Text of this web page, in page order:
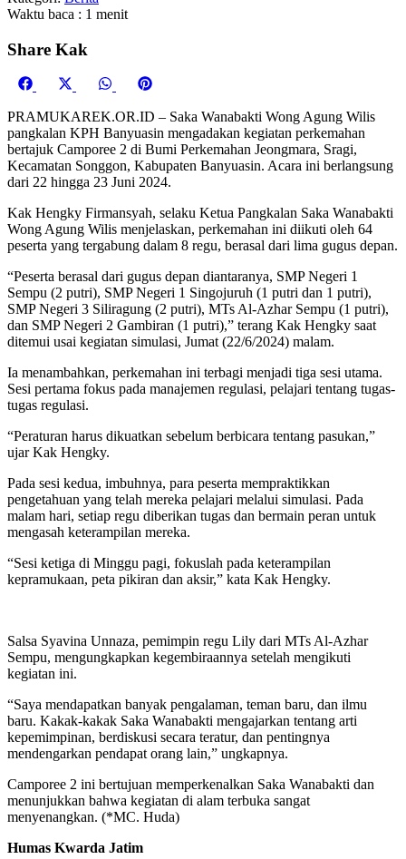
Waktu baca : 1 menit
Share Kak
Share
Facebook
Share
X
(Twitter)
Share
WhatsApp
Pinterest
PRAMUKAREK.OR.ID – Saka Wanabakti Wong Agung Wilis
pangkalan KPH Banyuasin mengadakan kegiatan perkemahan
bertajuk Camporee 2 di Bumi Perkemahan Jeongmara, Sragi,
Kecamatan Songgon, Kabupaten Banyuasin. Acara ini berlangsung
dari 22 hingga 23 Juni 2024.
Kak Hengky Firmansyah, selaku Ketua Pangkalan Saka Wanabakti
Wong Agung Wilis menjelaskan, perkemahan ini diikuti oleh 64
peserta yang tergabung dalam 8 regu, berasal dari lima gugus depan.
“Peserta berasal dari gugus depan diantaranya, SMP Negeri 1
Sempu (2 putri), SMP Negeri 1 Singojuruh (1 putri dan 1 putri),
SMP Negeri 3 Siliragung (2 putri), MTs Al-Azhar Sempu (1 putri),
dan SMP Negeri 2 Gambiran (1 putri),” terang Kak Hengky saat
ditemui usai kegiatan simulasi, Jumat (22/6/2024) malam.
Ia menambahkan, perkemahan ini terbagi menjadi tiga sesi utama.
Sesi pertama fokus pada manajemen regulasi, pelajari tentang tugas-
tugas regulasi.
“Peraturan harus dikuatkan sebelum berbicara tentang pasukan,”
ujar Kak Hengky.
Pada sesi kedua, imbuhnya, para peserta mempraktikkan
pengetahuan yang telah mereka pelajari melalui simulasi. Pada
malam hari, setiap regu diberikan tugas dan bermain peran untuk
mengasah keterampilan mereka.
“Sesi ketiga di Minggu pagi, fokuslah pada keterampilan
kepramukaan, peta pikiran dan aksir,” kata Kak Hengky.
Salsa Syavina Unnaza, pemimpin regu Lily dari MTs Al-Azhar
Sempu, mengungkapkan kegembiraannya setelah mengikuti
kegiatan ini.
“Saya mendapatkan banyak pengalaman, teman baru, dan ilmu
baru. Kakak-kakak Saka Wanabakti mengajarkan tentang arti
kepemimpinan, berdiskusi secara teratur, dan pentingnya
mendengarkan pendapat orang lain,” ungkapnya.
Camporee 2 ini bertujuan memperkenalkan Saka Wanabakti dan
menunjukkan bahwa kegiatan di alam terbuka sangat
menyenangkan. (*MC. Huda)
Humas Kwarda Jatim